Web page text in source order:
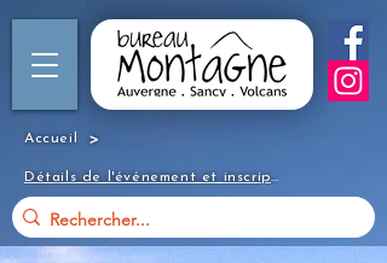
Accueil >
Détails de l'événement et inscription